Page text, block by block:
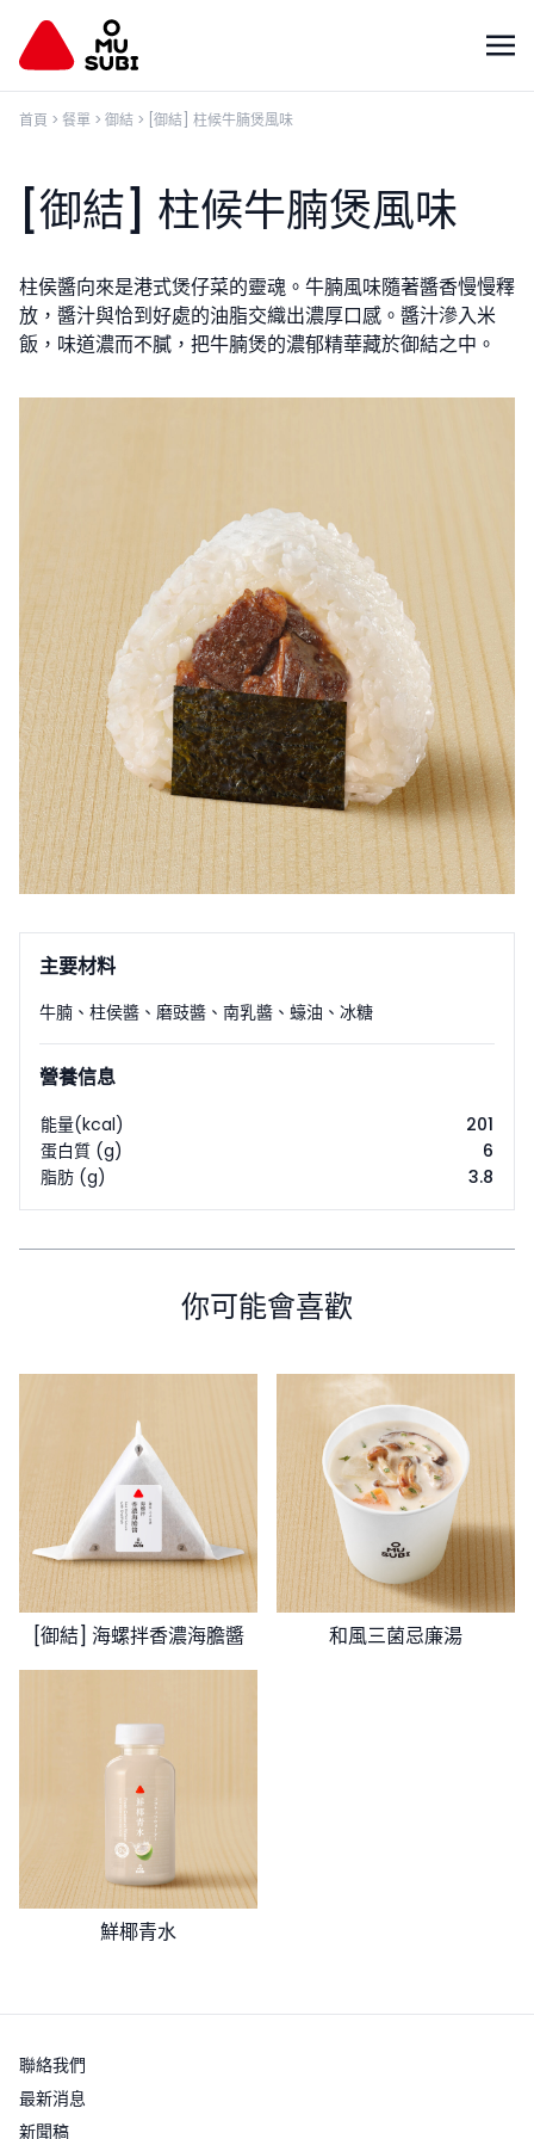
首頁 > 餐單 > 御結 > [御結] 柱候牛腩煲風味
[御結] 柱候牛腩煲風味
柱侯醬向來是港式煲仔菜的靈魂。牛腩風味隨著醬香慢慢釋
放，醬汁與恰到好處的油脂交織出濃厚口感。醬汁滲入米
飯，味道濃而不膩，把牛腩煲的濃郁精華藏於御結之中。
主要材料
牛腩 、 柱侯醬 、 磨豉醬 、 南乳醬 、 蠔油 、 冰糖
營養信息
能量(kcal)
201
蛋白質 (g)
6
脂肪 (g)
3.8
你可能會喜歡
[御結] 海螺拌香濃海膽醬 和風三菌忌廉湯
鮮椰青水
聯絡我們
最新消息
新聞稿